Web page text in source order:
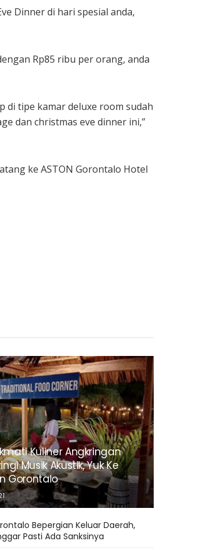
Dinner di hari spesial anda,
Rp85 ribu per orang, anda
di tipe kamar deluxe room sudah
dan christmas eve dinner ini,”
ke ASTON Gorontalo Hotel
Kuliner Angkringan
Musik Akustik, Yuk Ke
Gorontalo
Bepergian Keluar Daerah,
Pasti Ada Sanksinya